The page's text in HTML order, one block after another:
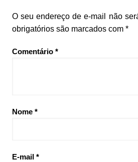
O seu endereço de e-mail não
obrigatórios são marcados com *
Comentário *
Nome *
E-mail *